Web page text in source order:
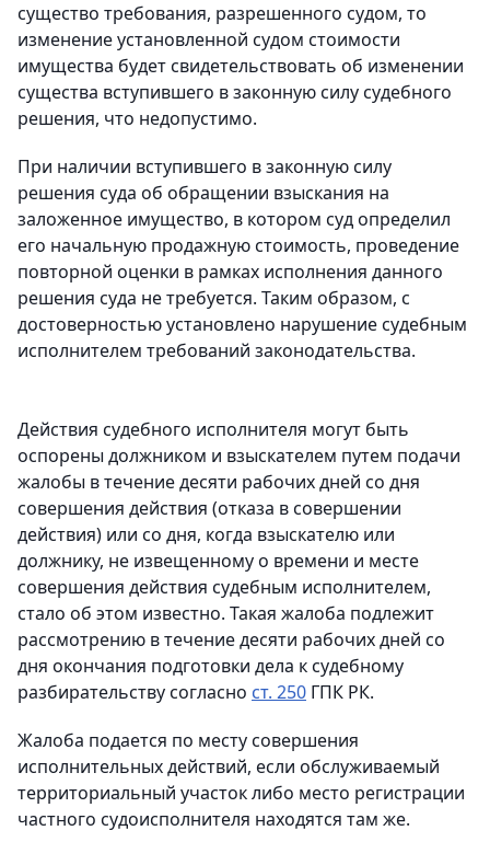
существо требования, разрешенного судом, то
изменение установленной судом стоимости
имущества будет свидетельствовать об изменении
существа вступившего в законную силу судебного
решения, что недопустимо.
При наличии вступившего в законную силу
решения суда об обращении взыскания на
заложенное имущество, в котором суд определил
его начальную продажную стоимость, проведение
повторной оценки в рамках исполнения данного
решения суда не требуется. Таким образом, с
достоверностью установлено нарушение судебным
исполнителем требований законодательства.
Действия судебного исполнителя могут быть
оспорены должником и взыскателем путем подачи
жалобы в течение десяти рабочих дней со дня
совершения действия (отказа в совершении
действия) или со дня, когда взыскателю или
должнику, не извещенному о времени и месте
совершения действия судебным исполнителем,
стало об этом известно. Такая жалоба подлежит
рассмотрению в течение десяти рабочих дней со
дня окончания подготовки дела к судебному
разбирательству согласно ст. 250 ГПК РК.
Жалоба подается по месту совершения
исполнительных действий, если обслуживаемый
территориальный участок либо место регистрации
частного судоисполнителя находятся там же.